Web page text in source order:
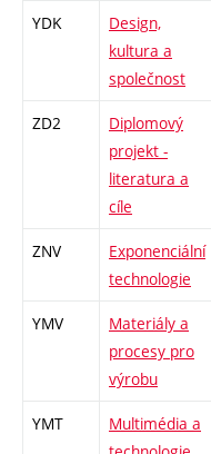
YDK
Design,
kultura a
společnost
ZD2
Diplomový
projekt -
literatura a
cíle
ZNV
Exponenciální
technologie
YMV
Materiály a
procesy pro
výrobu
YMT
Multimédia a